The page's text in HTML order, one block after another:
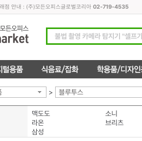
점 안내 : (주)모든오피스글로벌코리아 02-719-4535
> 블루투스
맥도도
소니
라온
브리츠
삼성